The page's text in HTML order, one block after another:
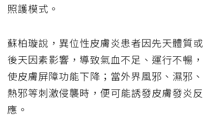
照護模式。
蘇柏璇說，異位性皮膚炎患者因先天體質或
後天因素影響，導致氣血不足、運行不暢，
使皮膚屏障功能下降；當外界風邪、濕邪、
熱邪等刺激侵襲時，便可能誘發皮膚發炎反
應。